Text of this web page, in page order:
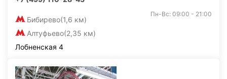
Бибирево(1,6 км)
Алтуфьево(2,35 км)
Пн-Вс: 09:00 - 21:00
Лобненская 4